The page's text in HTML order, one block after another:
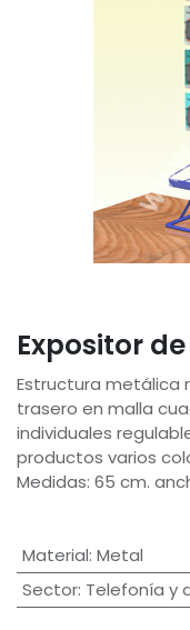
Expositor
Estructura metálica
trasero en malla
individuales
productos varios
Medidas: 65 cm.
Material: Metal
Sector: Telefonía y